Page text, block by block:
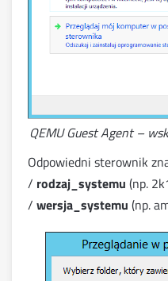
QEMU Guest Agent –
Odpowiedni sterownik
/ rodzaj_systemu (np.
/ wersja_systemu (np.